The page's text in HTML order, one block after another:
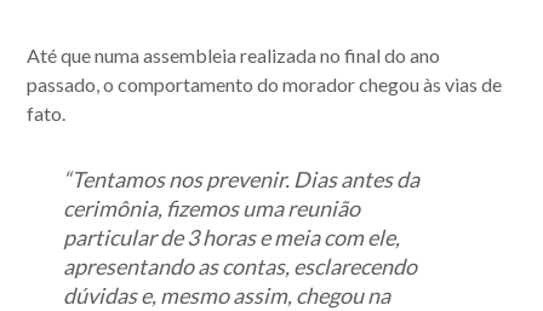
Até que numaassembleiarealizada no final do ano
passado, o comportamento do morador chegou às vias de
fato.
“Tentamos nos prevenir. Dias antes da
cerimônia, fizemos uma reunião
particular de 3 horas e meia com ele,
apresentando as contas, esclarecendo
dúvidas e, mesmo assim, chegou na